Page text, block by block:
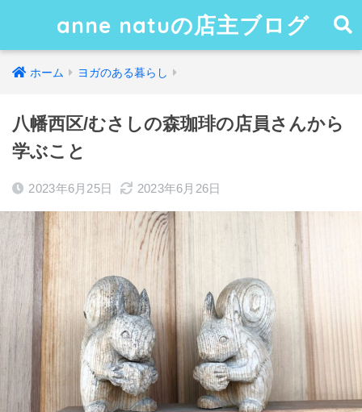
anne natuの店主ブログ
ホーム ヨガのある暮らし
八幡西区/むさしの森珈琲の店員さんから
学ぶこと
2023年6月25日 2023年6月26日